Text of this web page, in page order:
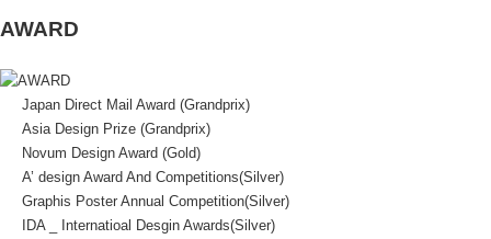
AWARD
Japan Direct Mail Award (Grandprix)
Asia Design Prize (Grandprix)
Novum Design Award (Gold)
A’ design Award And Competitions(Silver)
Graphis Poster Annual Competition(Silver)
IDA _ Internatioal Desgin Awards(Silver)